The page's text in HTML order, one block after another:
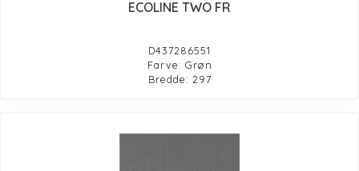
ECOLINE TWO FR
D437286551
Farve: Grøn
Bredde: 297